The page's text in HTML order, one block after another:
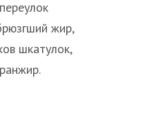
жир,
шкатулок,